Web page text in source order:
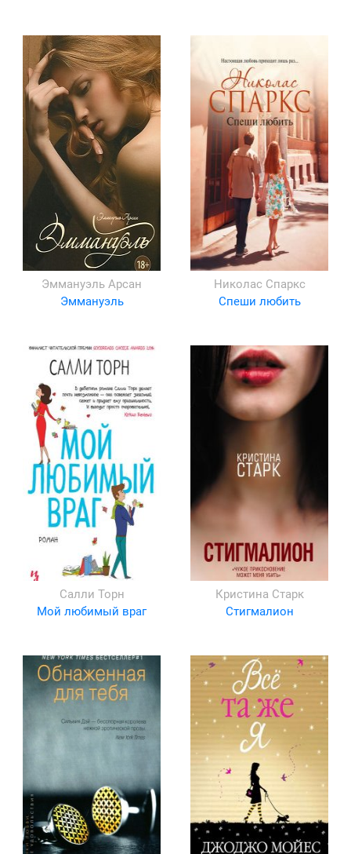
Эммануэль Арсан
Эммануэль
Николас Спаркс
Спеши любить
Салли Торн
Мой любимый враг
Кристина Старк
Стигмалион